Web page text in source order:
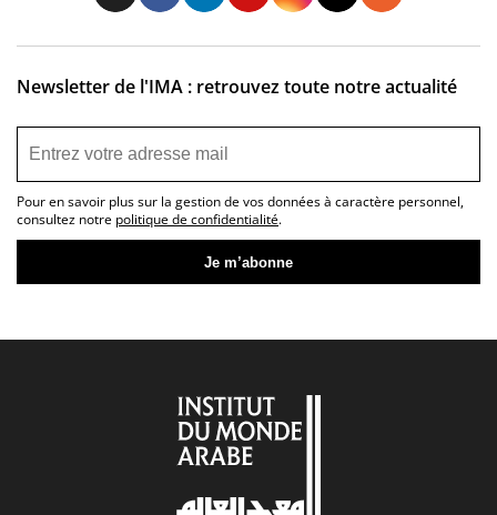
Newsletter de l'IMA : retrouvez toute notre actualité
Pour en savoir plus sur la gestion de vos données à caractère personnel,
consultez notre politique de confidentialité.